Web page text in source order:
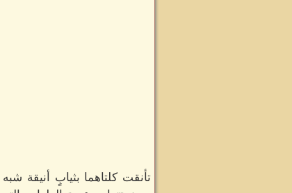
تأنقت كلتاهما بثيابٍ أنيقة